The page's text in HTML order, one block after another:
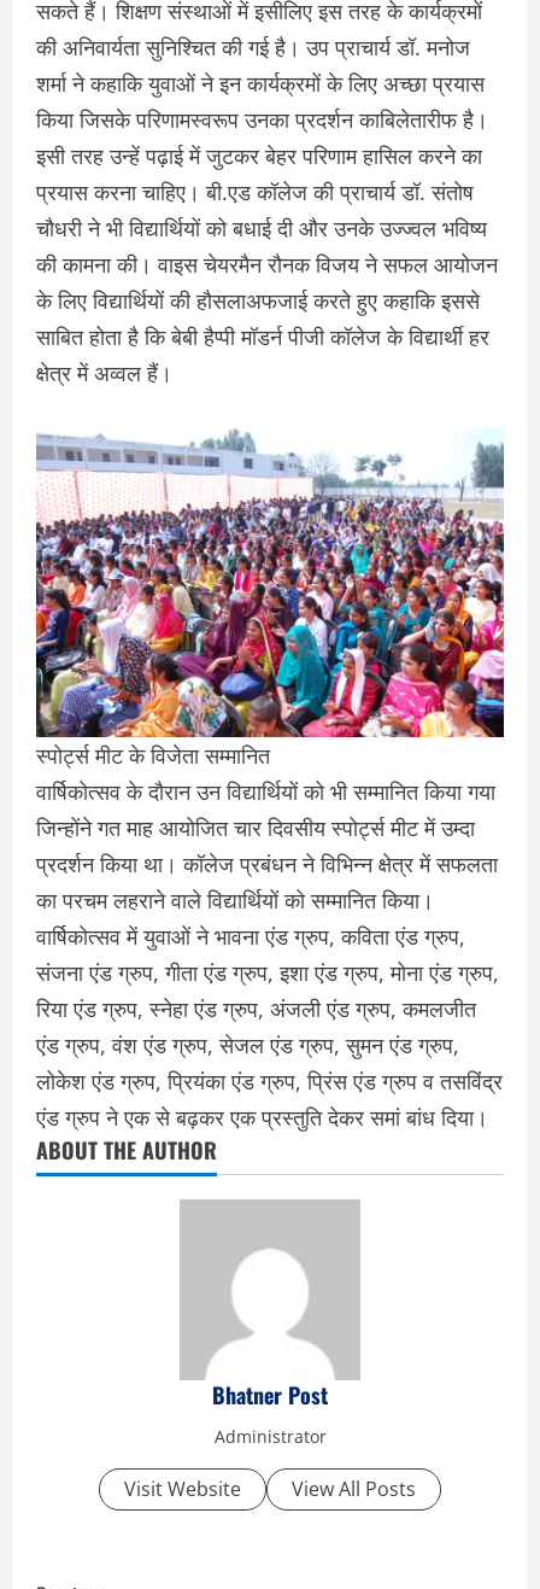
सकते हैं। शिक्षण संस्थाओं में इसीलिए इस तरह के कार्यक्रमों
की अनिवार्यता सुनिश्चित की गई है। उप प्राचार्य डॉ. मनोज
शर्मा ने कहाकि युवाओं ने इन कार्यक्रमों के लिए अच्छा प्रयास
किया जिसके परिणामस्वरूप उनका प्रदर्शन काबिलेतारीफ है।
इसी तरह उन्हें पढ़ाई में जुटकर बेहर परिणाम हासिल करने का
प्रयास करना चाहिए। बी.एड कॉलेज की प्राचार्य डॉ. संतोष
चौधरी ने भी विद्यार्थियों को बधाई दी और उनके उज्ज्वल भविष्य
की कामना की। वाइस चेयरमैन रौनक विजय ने सफल आयोजन
के लिए विद्यार्थियों की हौसलाअफजाई करते हुए कहाकि इससे
साबित होता है कि बेबी हैप्पी मॉडर्न पीजी कॉलेज के विद्यार्थी हर
क्षेत्र में अव्वल हैं।
स्पोर्ट्स मीट के विजेता सम्मानित
वार्षिकोत्सव के दौरान उन विद्यार्थियों को भी सम्मानित किया गया
जिन्होंने गत माह आयोजित चार दिवसीय स्पोर्ट्स मीट में उम्दा
प्रदर्शन किया था। कॉलेज प्रबंधन ने विभिन्न क्षेत्र में सफलता
का परचम लहराने वाले विद्यार्थियों को सम्मानित किया।
वार्षिकोत्सव में युवाओं ने भावना एंड ग्रुप, कविता एंड ग्रुप,
संजना एंड ग्रुप, गीता एंड ग्रुप, इशा एंड ग्रुप, मोना एंड ग्रुप,
रिया एंड ग्रुप, स्नेहा एंड ग्रुप, अंजली एंड ग्रुप, कमलजीत
एंड ग्रुप, वंश एंड ग्रुप, सेजल एंड ग्रुप, सुमन एंड ग्रुप,
लोकेश एंड ग्रुप, प्रियंका एंड ग्रुप, प्रिंस एंड ग्रुप व तसविंद्र
एंड ग्रुप ने एक से बढ़कर एक प्रस्तुति देकर समां बांध दिया।
ABOUT THE AUTHOR
Bhatner Post
Administrator
Visit Website View All Posts